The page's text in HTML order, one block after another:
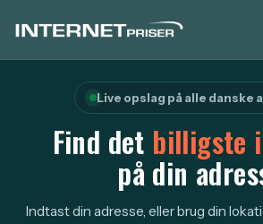
Live opslag på alle danske
Find det billigste
på din
Indtast din adresse, eller brug din